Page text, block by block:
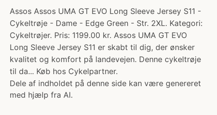
Assos Assos UMA GT EVO Long Sleeve Jersey S11 -
Cykeltrøje - Dame - Edge Green - Str. 2XL. Kategori:
Cykeltrøjer. Pris: 1199.00 kr. Assos UMA GT EVO
Long Sleeve Jersey S11 er skabt til dig, der ønsker
kvalitet og komfort på landevejen. Denne cykeltrøje
til da... Køb hos Cykelpartner.
Dele af indholdet på denne side kan være genereret
med hjælp fra AI.